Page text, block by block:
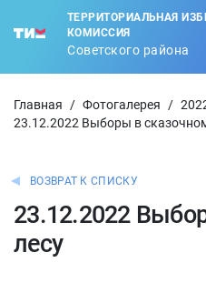
ТЕРРИТОРИАЛЬНАЯ
КОМИССИЯ
Советского района
Главная / Фотогалерея /
23.12.2022 Выборы в
ВОЗВРАТ К СПИСКУ
23.12.2022
лесу